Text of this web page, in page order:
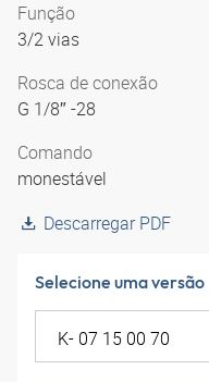
Função
3/2 vias
Rosca de conexão
G 1/8″ -28
Comando
monestável
Descarregar PDF
Selecione uma versão